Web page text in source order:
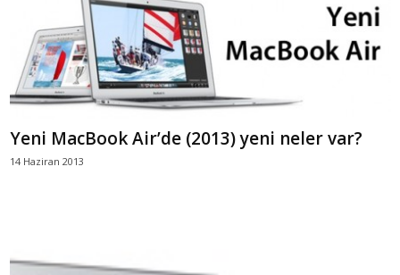
Yeni MacBook Air’de (2013) yeni neler var?
14 Haziran 2013